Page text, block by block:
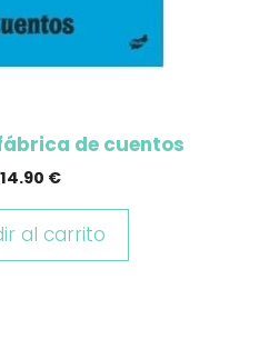
de cuentos
14.90 €
al carrito